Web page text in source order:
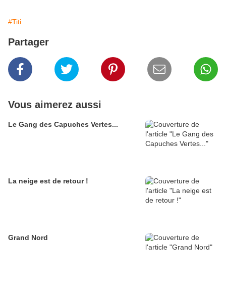
#Titi
Partager
Vous aimerez aussi
Le Gang des Capuches Vertes...
La neige est de retour !
Grand Nord